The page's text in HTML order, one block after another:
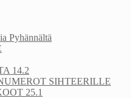
Pyhännältä
14.2
SIHTEERILLE
25.1